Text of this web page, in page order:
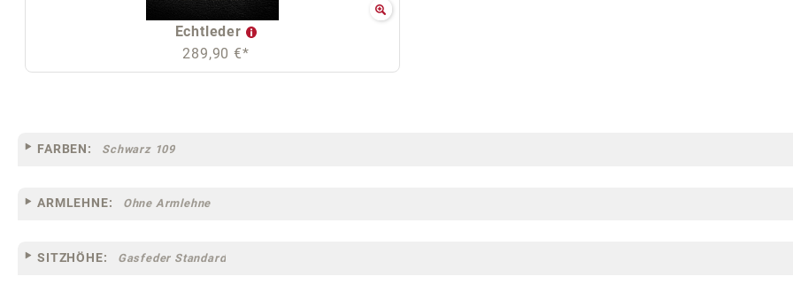
Echtleder
289,90 €*
FARBEN: Schwarz 109
ARMLEHNE: Ohne Armlehne
SITZHÖHE: Gasfeder Standard